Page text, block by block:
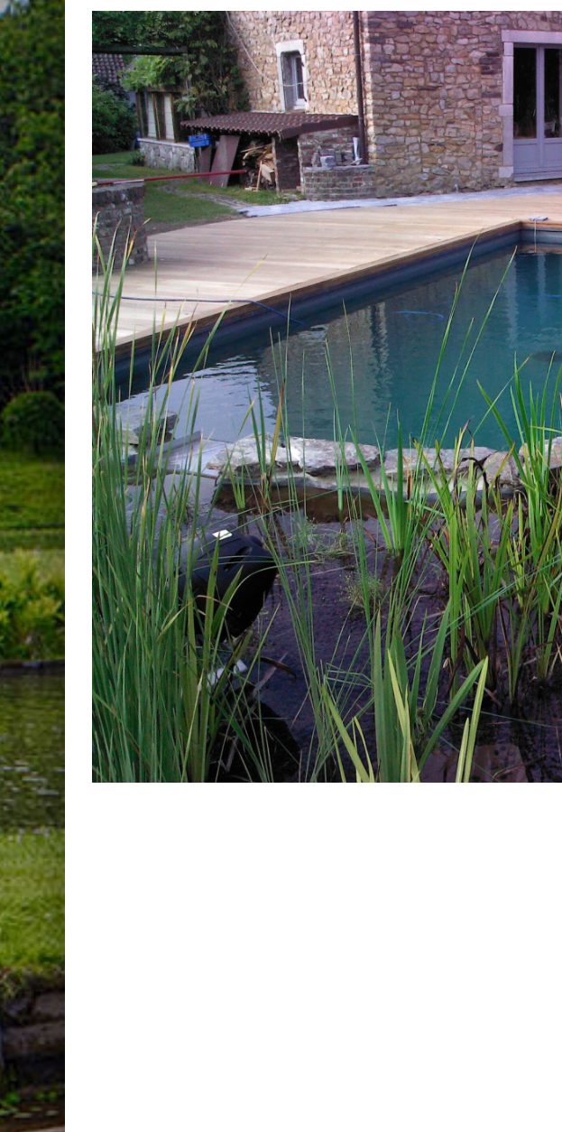
View
Larger
Image